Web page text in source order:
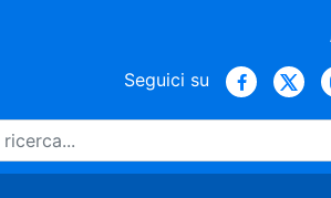
Seguici su